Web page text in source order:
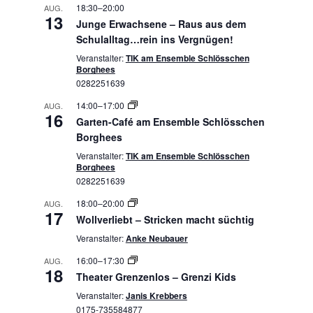
AUG.
13
18:30–20:00
Junge Erwachsene – Raus aus dem
Schulalltag…rein ins Vergnügen!
Veranstalter:TIK am Ensemble Schlösschen
Borghees
0282251639
AUG.
16
14:00–17:00
Garten-Café am Ensemble Schlösschen
Borghees
Veranstalter:TIK am Ensemble Schlösschen
Borghees
0282251639
AUG.
17
18:00–20:00
Wollverliebt – Stricken macht süchtig
Veranstalter:Anke Neubauer
AUG.
18
16:00–17:30
Theater Grenzenlos – Grenzi Kids
Veranstalter:Janis Krebbers
0175-735584877